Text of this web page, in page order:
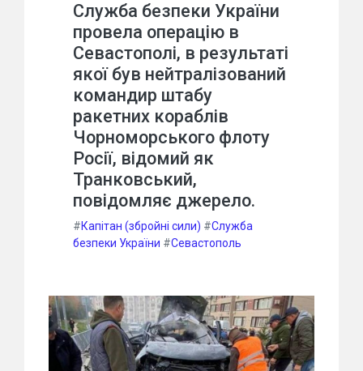
Служба безпеки України
провела операцію в
Севастополі, в результаті
якої був нейтралізований
командир штабу
ракетних кораблів
Чорноморського флоту
Росії, відомий як
Транковський,
повідомляє джерело.
#Капітан (збройні сили) #Служба
безпеки України #Севастополь